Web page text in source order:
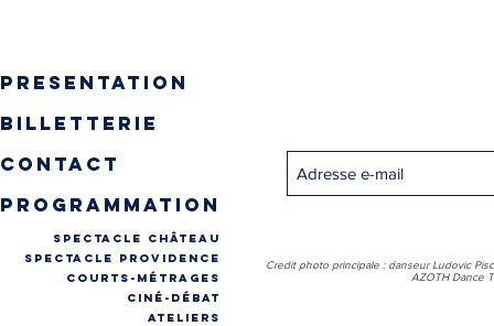
presentation
billetterie
contact
programmation
spectacle château
spectacle providence
COURTS-MÉTRAGES
CINÉ-DÉBAT
ateliers
Credit photo principale : danseur Ludovic
AZOTH Dance